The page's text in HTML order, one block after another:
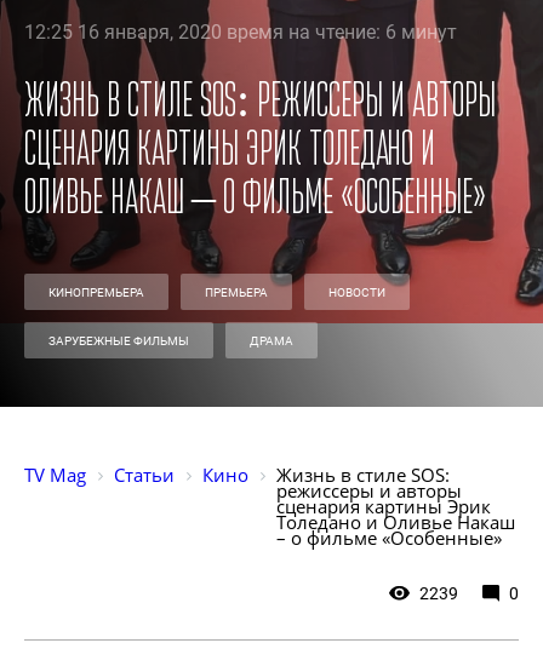
12:25 16 января, 2020 время на чтение: 6 минут
Жизнь в стиле SOS: режиссеры и авторы
сценария картины Эрик Толедано и
Оливье Накаш – о фильме «Особенные»
КИНОПРЕМЬЕРА ПРЕМЬЕРА НОВОСТИ
ЗАРУБЕЖНЫЕ ФИЛЬМЫ ДРАМА
TV Mag Статьи Кино Жизнь в стиле SOS:
режиссеры и авторы
сценария картины Эрик
Толедано и Оливье Накаш
– о фильме «Особенные»
2239 0